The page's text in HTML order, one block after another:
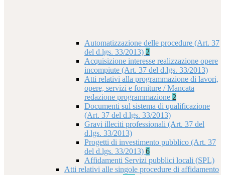
Automatizzazione delle procedure (Art. 37
del d.lgs. 33/2013) 2
Acquisizione interesse realizzazione opere
incompiute (Art. 37 del d.lgs. 33/2013)
Atti relativi alla programmazione di lavori,
opere, servizi e forniture / Mancata
redazione programmazione 2
Documenti sul sistema di qualificazione
(Art. 37 del d.lgs. 33/2013)
Gravi illeciti professionali (Art. 37 del
d.lgs. 33/2013)
Progetti di investimento pubblico (Art. 37
del d.lgs. 33/2013) 6
Affidamenti Servizi pubblici locali (SPL)
Atti relativi alle singole procedure di affidamento